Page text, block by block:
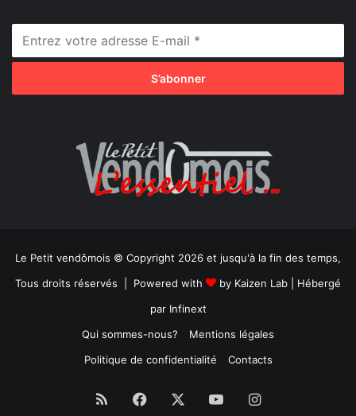
Le Petit vendômois © Copyright 2026 et jusqu'à la fin des temps,
Tous droits réservés | Powered with
by Kaizen Lab | Hébergé
par Infinext
Qui sommes-nous?
Mentions légales
Politique de confidentialité
Contacts
RSS Facebook YouTubeInstagram